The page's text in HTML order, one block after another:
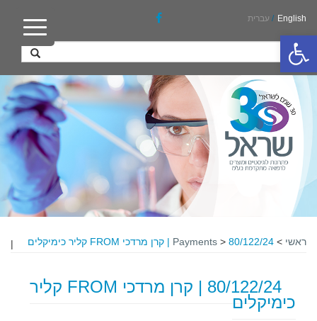
פתח סרגל נגישות
English
/ עברית
ראשי >
Payments > 80/122/24 | קרן מרדכי FROM קליר כימיקלים |
80/122/24 | קרן מרדכי FROM קליר
כימיקלים